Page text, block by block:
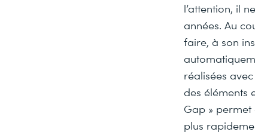
l’attention, il
années. Au
faire, à son
réalisées
des éléments
Gap »
plus